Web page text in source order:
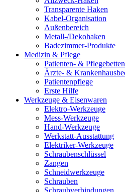
Transparente Haken
Kabel-Organisation
Außenbereich
Metall-/Dekohaken
Badezimmer-Produkte
Medizin & Pflege
Patienten- & Pflegebetten
Ärzte- &
Patientenpflege
Erste Hilfe
Werkzeuge & Eisenwaren
Elektro-Werkzeuge
Mess-Werkzeuge
Hand-Werkzeuge
Werkstatt-Ausstattung
Elektriker-Werkzeuge
Schraubenschlüssel
Zangen
Schneidwerkzeuge
Schrauben
Schraubverbindungen